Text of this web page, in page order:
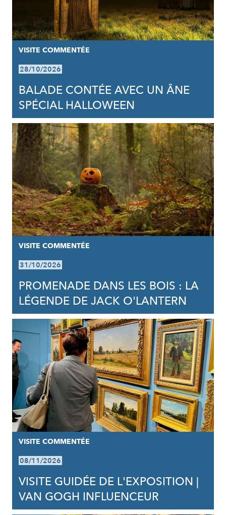
VISITE COMMENTÉE
28/10/2026
BALADE CONTÉE AVEC UN ÂNE
SPÉCIAL HALLOWEEN
VISITE COMMENTÉE
31/10/2026
PROMENADE DANS LES BOIS : LA
LÉGENDE DE JACK O'LANTERN
VISITE COMMENTÉE
08/11/2026
VISITE GUIDÉE DE L'EXPOSITION |
VAN GOGH INFLUENCEUR